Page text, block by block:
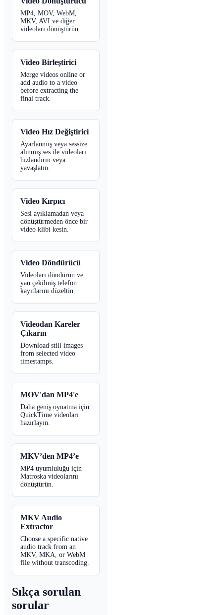
MP4, MOV, WebM,
MKV, AVI ve diğer
videoları dönüştürün.
Video Birleştirici
Merge videos online or
add audio to a video
before extracting the
final track.
Video Hız Değiştirici
Ayarlanmış veya sessize
alınmış ses ile videoları
hızlandırın veya
yavaşlatın.
Video Kırpıcı
Sesi ayıklamadan veya
dönüştürmeden önce bir
video klibi kesin.
Video Döndürücü
Videoları döndürün ve
yan çekilmiş telefon
kayıtlarını düzeltin.
Videodan Kareler
Çıkarın
Download still images
from selected video
timestamps.
MOV'dan MP4'e
Daha geniş oynatma için
QuickTime videoları
hazırlayın.
MKV’den MP4’e
MP4 uyumluluğu için
Matroska videolarını
dönüştürün.
MKV Audio
Extractor
Choose a specific native
audio track from an
MKV, MKA, or WebM
file without transcoding.
Sıkça sorulan
sorular